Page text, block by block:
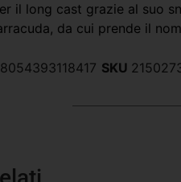
il long cast grazie al suo
da cui prende il
8054393118417 SKU